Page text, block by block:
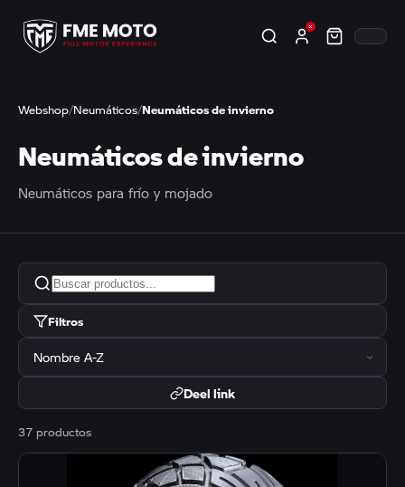
Webshop/Neumáticos/Neumáticos de invierno
Neumáticos de invierno
Neumáticos para frío y mojado
Filtros
Deel link
37 productos